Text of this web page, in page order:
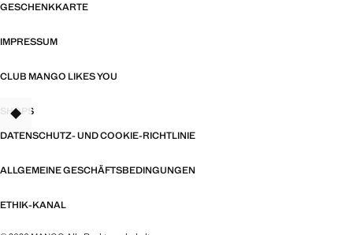
GESCHENKKARTE
IMPRESSUM
CLUB MANGO LIKES YOU
SHOPS
DATENSCHUTZ- UND COOKIE-RICHTLINIE
ALLGEMEINE GESCHÄFTSBEDINGUNGEN
ETHIK-KANAL